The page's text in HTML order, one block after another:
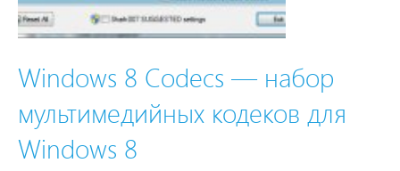
Windows 8 Codecs — набор
мультимедийных кодеков для
Windows 8